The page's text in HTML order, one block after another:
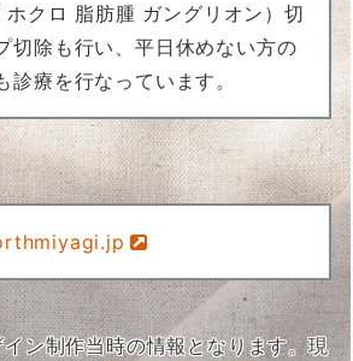
ホクロ 脂肪腫 ガングリオン）切
切除も行い、平日休めない方の
診療を行なっています。
ン制作当時の情報となります。現